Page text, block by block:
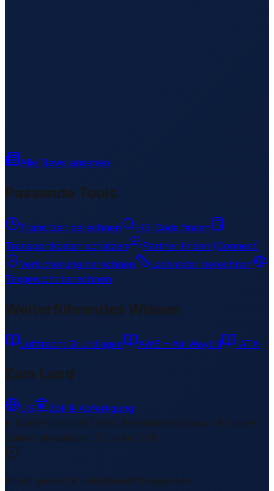
Alle News ansehen
Passende Tools
Transitzeit berechnen
HS-Code finden
Transportkosten schätzen
Partner finden (Connect)
Versicherung berechnen
Lademeter berechnen
Taxgewicht berechnen
Weiterführendes Wissen
Luftfracht Grundlagen AWB – Air Waybill IATA
Zum Land
US
Zoll & Abfertigung
Weiterführende Links1 Bereiche/Sections • 8 Links▾
Zuletzt aktualisiert: 25. Juni 2026
Inhalt geprüft & redaktionell freigegeben